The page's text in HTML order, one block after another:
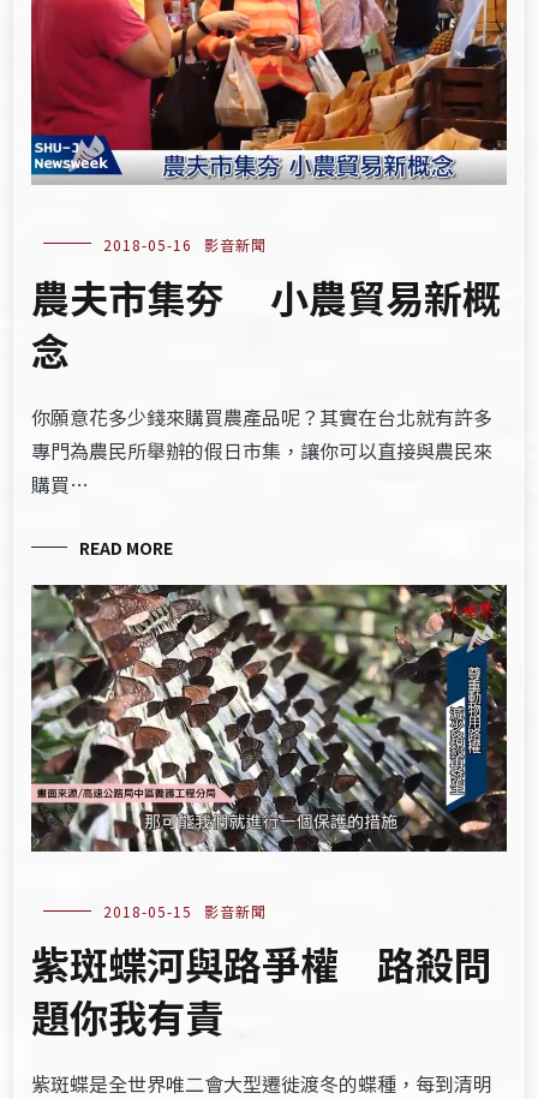
2018-05-16 影音新聞
農夫市集夯 小農貿易新概
念
你願意花多少錢來購買農產品呢？其實在台北就有許多
專門為農民所舉辦的假日市集，讓你可以直接與農民來
購買…
READ MORE
2018-05-15 影音新聞
紫斑蝶河與路爭權 路殺問
題你我有責
紫斑蝶是全世界唯二會大型遷徙渡冬的蝶種，每到清明